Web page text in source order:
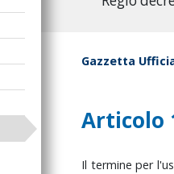
Gazzetta
Articolo
Il termineper